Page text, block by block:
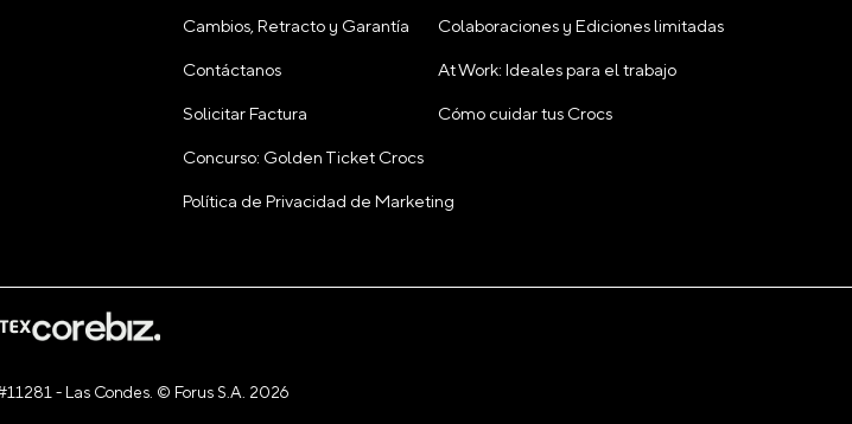
Cambios, Retracto y Garantía
Contáctanos
Solicitar Factura
Concurso: Golden Ticket Crocs
Política de Privacidad de Marketing
Colaboraciones y Ediciones limitadas
At Work: Ideales para el trabajo
Cómo cuidar tus Crocs
- Las Condes. © Forus S.A. 2026